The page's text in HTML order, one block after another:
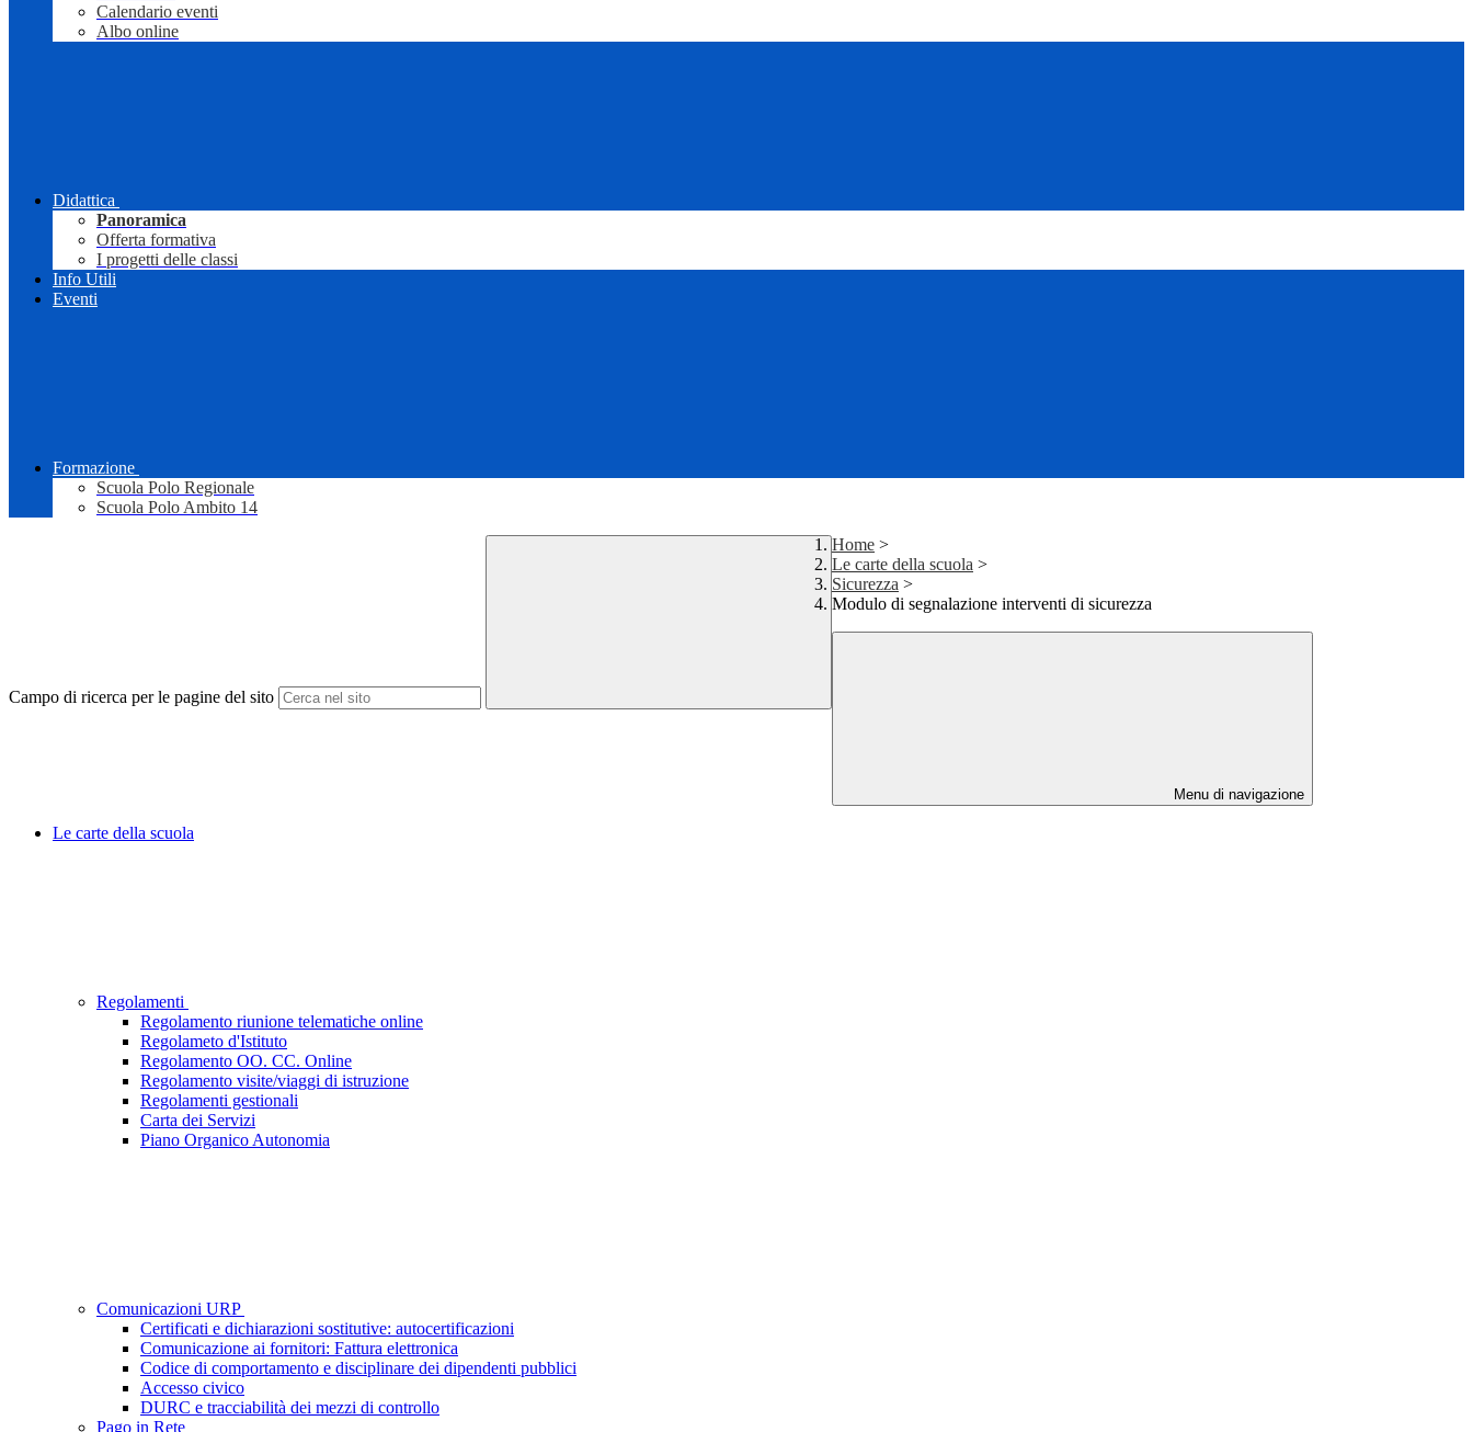
Calendario eventi
Albo online
Didattica
Panoramica
Offerta formativa
I progetti delle classi
Info Utili
Eventi
Formazione
Scuola Polo Regionale
Scuola Polo Ambito 14
Campo di ricerca per le pagine del sito
Home >
Le carte della scuola >
Sicurezza >
Modulo di segnalazione interventi di sicurezza
Menu di navigazione
Le carte della scuola
Regolamenti
Regolamento riunione telematiche online
Regolameto d'Istituto
Regolamento OO. CC. Online
Regolamento visite/viaggi di istruzione
Regolamenti gestionali
Carta dei Servizi
Piano Organico Autonomia
Comunicazioni URP
Certificati e dichiarazioni sostitutive: autocertificazioni
Comunicazione ai fornitori: Fattura elettronica
Codice di comportamento e disciplinare dei dipendenti pubblici
Accesso civico
DURC e tracciabilità dei mezzi di controllo
Pago in Rete